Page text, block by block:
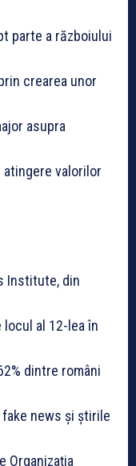
parte a războiului
crearea unor
asupra
valorilor
Institute, din
locul al 12-lea în
dintre români
news și știrile
Organizaţia